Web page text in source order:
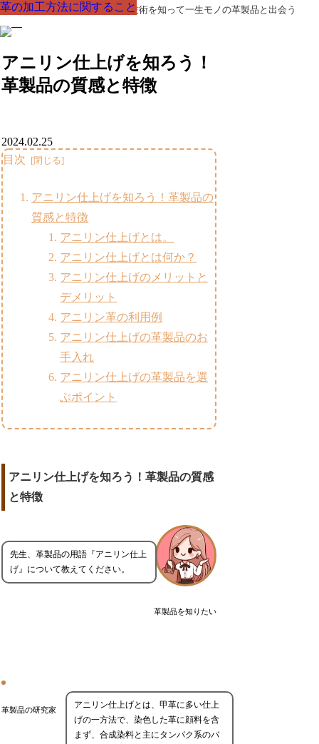
革製品の部品の呼び名・素材・技術を知って一生モノの革製品と出会う
アニリン仕上げを知ろう！
革製品の質感と特徴
革の加工方法に関すること
2024.02.25
目次
アニリン仕上げを知ろう！革製品の
質感と特徴
アニリン仕上げとは。
アニリン仕上げとは何か？
アニリン仕上げのメリットと
デメリット
アニリン革の利用例
アニリン仕上げの革製品のお
手入れ
アニリン仕上げの革製品を選
ぶポイント
アニリン仕上げを知ろう！革製品の質感
と特徴
革製品を知りたい
先生、革製品の用語『アニリン仕上
げ』について教えてください。
革製品の研究家
アニリン仕上げとは、甲革に多い仕上
げの一方法で、染色した革に顔料を含
まず、合成染料と主にタンパク系のバ
革の加工方法に関すること
革の加工方法に関すること
革の加工方法に関すること
革の加工方法に関すること
革の加工方法に関すること
革の加工方法に関すること